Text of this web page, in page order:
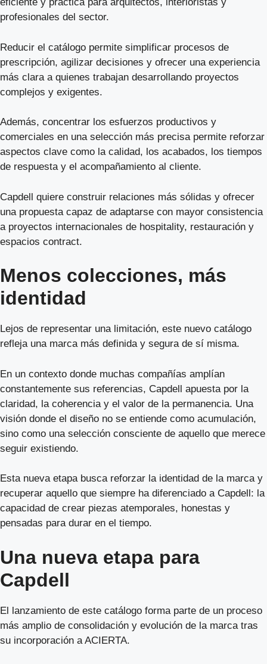
profesionales del sector.
Reducir el catálogo permite simplificar procesos de
prescripción, agilizar decisiones y ofrecer una experiencia
más clara a quienes trabajan desarrollando proyectos
complejos y exigentes.
Además, concentrar los esfuerzos productivos y
comerciales en una selección más precisa permite reforzar
aspectos clave como la calidad, los acabados, los tiempos
de respuesta y el acompañamiento al cliente.
Capdell quiere construir relaciones más sólidas y ofrecer
una propuesta capaz de adaptarse con mayor consistencia
a proyectos internacionales de hospitality, restauración y
espacios contract.
Menos colecciones, más
identidad
Lejos de representar una limitación, este nuevo catálogo
refleja una marca más definida y segura de sí misma.
En un contexto donde muchas compañías amplían
constantemente sus referencias, Capdell apuesta por la
claridad, la coherencia y el valor de la permanencia. Una
visión donde el diseño no se entiende como acumulación,
sino como una selección consciente de aquello que merece
seguir existiendo.
Esta nueva etapa busca reforzar la identidad de la marca y
recuperar aquello que siempre ha diferenciado a Capdell: la
capacidad de crear piezas atemporales, honestas y
pensadas para durar en el tiempo.
Una nueva etapa para
Capdell
El lanzamiento de este catálogo forma parte de un proceso
más amplio de consolidación y evolución de la marca tras
su incorporación a ACIERTA.